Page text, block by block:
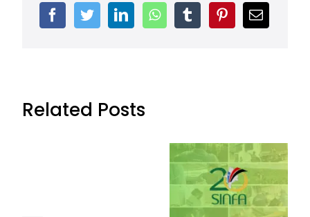
Related Posts